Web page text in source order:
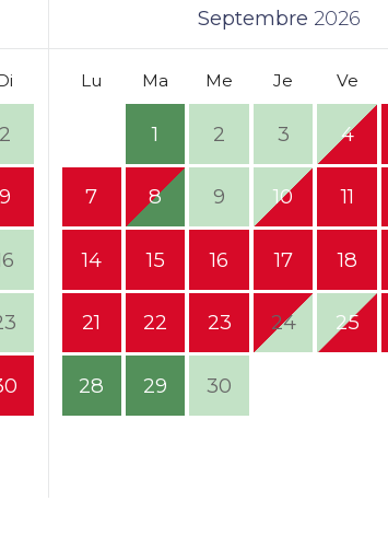
2
9
Septembre 2026
Lu Ma Me Je Ve
1 2 3 4
7 8 9 10 11
14 15 16 17 18
21 22 23 24 25
28 29 30